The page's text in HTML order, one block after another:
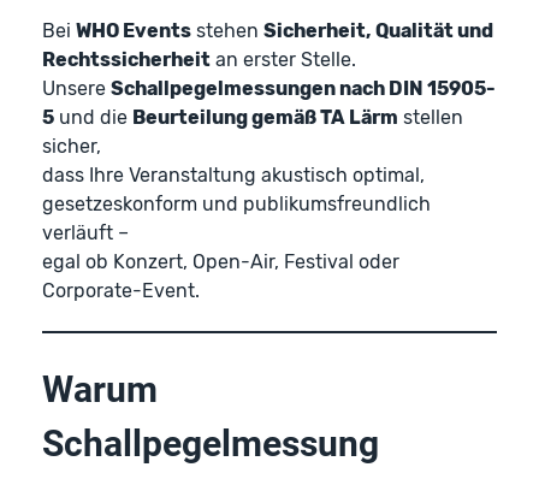
BeiWHO Events stehenSicherheit, Qualität und
Rechtssicherheit an erster Stelle.
UnsereSchallpegelmessungen nach DIN 15905-
5 und die Beurteilung gemäß TA Lärm stellen
sicher,
dass Ihre Veranstaltung akustisch optimal,
gesetzeskonform und publikumsfreundlich
verläuft –
egal ob Konzert, Open-Air, Festival oder
Corporate-Event.
Warum
Schallpegelmessung